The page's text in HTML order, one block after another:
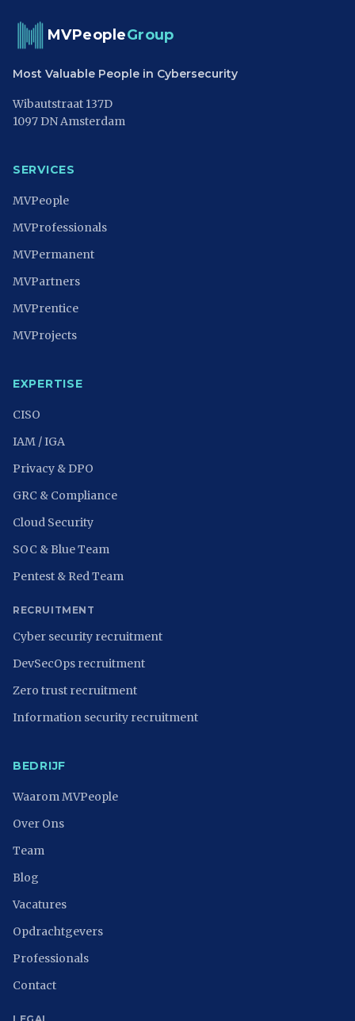
MVPeopleGroup
Most Valuable People in Cybersecurity
Wibautstraat 137D
1097 DN Amsterdam
SERVICES
MVPeople
MVProfessionals
MVPermanent
MVPartners
MVPrentice
MVProjects
EXPERTISE
CISO
IAM / IGA
Privacy & DPO
GRC & Compliance
Cloud Security
SOC & Blue Team
Pentest & Red Team
RECRUITMENT
Cyber security recruitment
DevSecOps recruitment
Zero trust recruitment
Information security recruitment
BEDRIJF
Waarom MVPeople
Over Ons
Team
Blog
Vacatures
Opdrachtgevers
Professionals
Contact